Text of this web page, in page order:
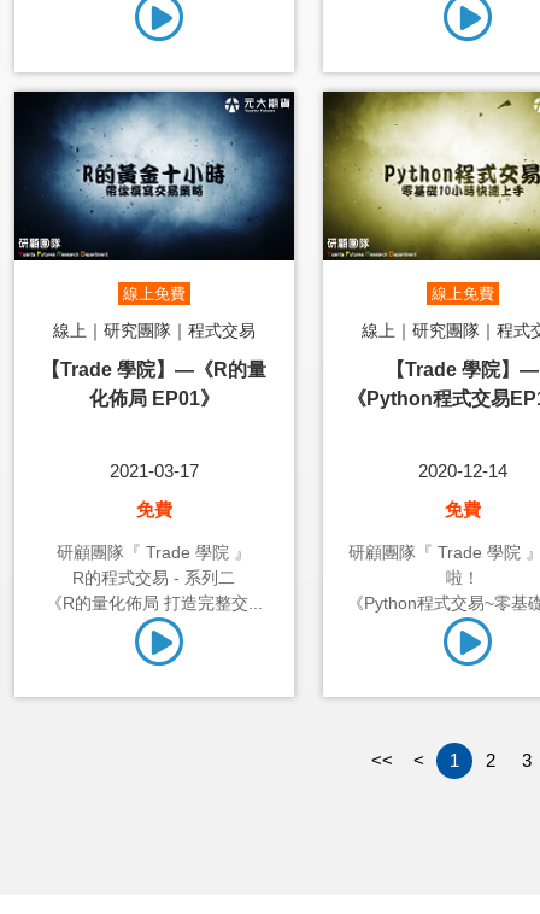
線上免費
線上｜研究團隊｜程式交易
【Trade 學院】—《R的量
化佈局 EP01》
2021-03-17
免費
研顧團隊『 Trade 學院 』
R的程式交易 - 系列二
《R的量化佈局 打造完整交...
線上免費
線上｜研究團隊｜程式
【Trade 學院】—
《Python程式交易
2020-12-14
免費
研顧團隊『 Trade 學院
啦！
《Python程式交易~零基
<< < 1 2 3